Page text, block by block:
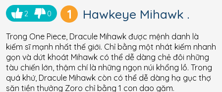
2 0 1 Hawkeye Mihawk .
Trong One Piece, Dracule Mihawk được mệnh danh là
kiếm sĩ mạnh nhất thế giới. Chỉ bằng một nhát kiếm nhanh
gọn và dứt khoát Mihawk có thể dễ dàng chẻ đôi những
tàu chiến lớn, thậm chí là những ngọn núi khổng lồ. Trong
quá khứ, Dracule Mihawk còn có thể dễ dàng hạ gục thợ
săn tiền thưởng Zoro chỉ bằng 1 con dao găm.